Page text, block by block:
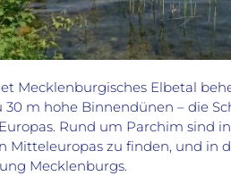
Mecklenburgisches Elbetal
30 m hohe Binnendünen – die
. Rund um Parchim sind i
Mitteleuropas zu finden, und in
Mecklenburgs.